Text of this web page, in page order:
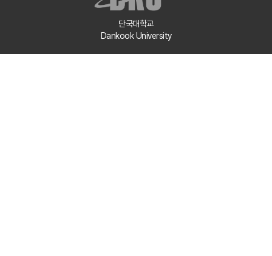
단국대학교
Dankook University